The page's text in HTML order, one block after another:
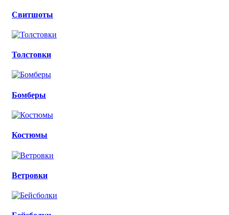
Свитшоты
Толстовки
Бомберы
Костюмы
Ветровки